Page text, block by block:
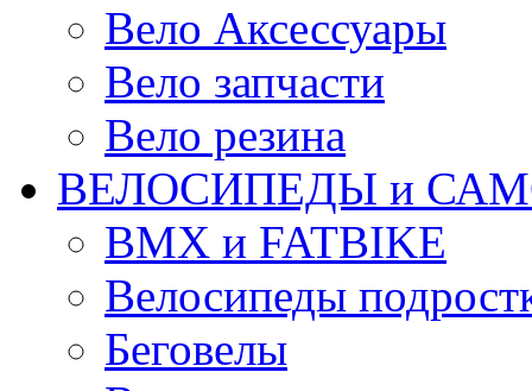
Вело Аксессуары
Вело запчасти
Вело резина
ВЕЛОСИПЕДЫ и
BMX и FATBIKE
Велосипеды
Беговелы